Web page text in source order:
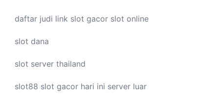
daftar judi link slot gacor slot online
slot dana
slot server thailand
slot88 slot gacor hari ini server luar